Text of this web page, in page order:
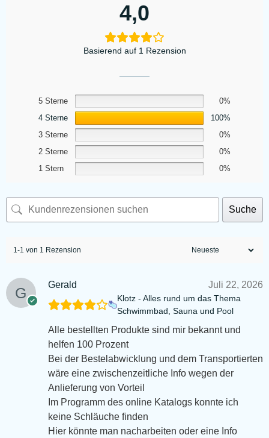
4,0
Basierend auf 1 Rezension
5 Sterne
0%
4 Sterne
100%
3 Sterne
0%
2 Sterne
0%
1 Stern
0%
Suche
1-1 von 1 Rezension
Gerald Juli 22, 2026
Klotz - Alles rund um das Thema
Schwimmbad, Sauna und Pool
Alle bestellten Produkte sind mir bekannt und
helfen 100 Prozent
Bei der Bestelabwicklung und dem Transportierten
wäre eine zwischenzeitliche Info wegen der
Anlieferung von Vorteil
Im Programm des online Katalogs konnte ich
keine Schläuche finden
Hier könnte man nacharbeiten oder eine Info